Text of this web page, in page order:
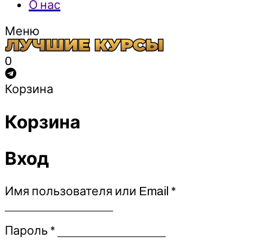
О нас
Меню
0
Корзина
Корзина
Вход
Имя пользователя или Email *Обязательно
Пароль *Обязательно